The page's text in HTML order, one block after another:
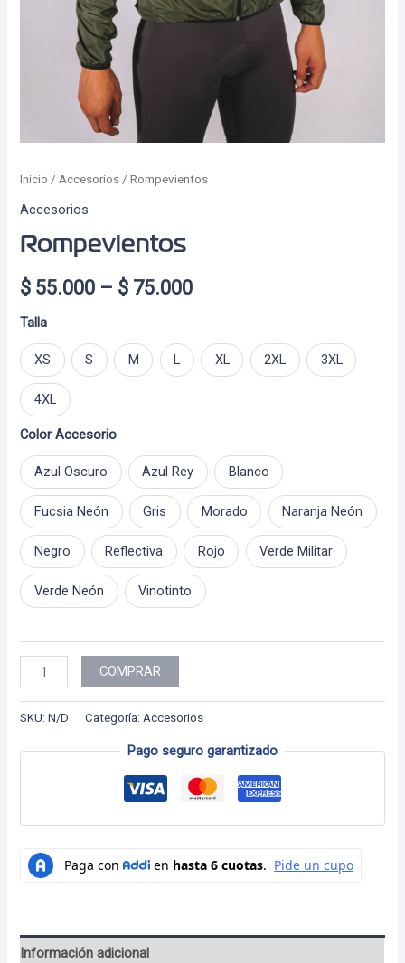
Inicio /Accesorios / Rompevientos
Accesorios
Rompevientos
$ 55.000 – $ 75.000Price
$ 55.000
Talla
XS S M L XL 2XL 3XL
4XL
Color Accesorio
Azul Oscuro Azul Rey Blanco
Fucsia Neón Gris Morado Naranja Neón
Negro Reflectiva Rojo Verde Militar
Verde Neón Vinotinto
Rompevientos
cantidad
COMPRAR
SKU:N/D Categoría:Accesorios
Pago seguro garantizado
Información adicional